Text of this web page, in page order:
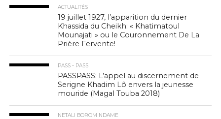
ACTUALITÉS
19 juillet 1927, l’apparition du dernier
Khassida du Cheikh: « Khatimatoul
Mounajati » ou le Couronnement De La
Prière Fervente!
PASS - PASS
PASSPASS: L’appel au discernement de
Serigne Khadim Lô envers la jeunesse
mouride (Magal Touba 2018)
NETALI BOROM NDAME